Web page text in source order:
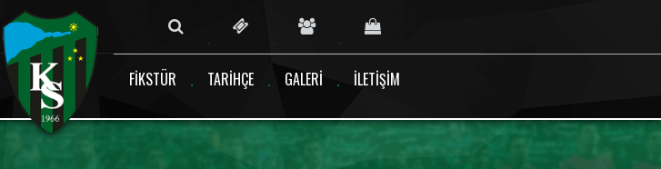
FIKSTÜR TARIHÇE GALERI İLETIŞIM